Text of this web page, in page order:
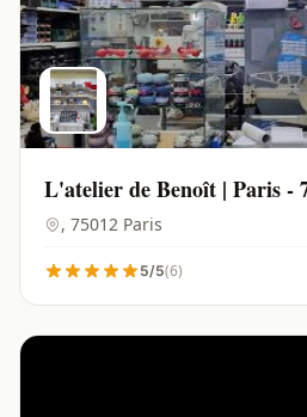
L'atelier de Benoît | Paris -
, 75012 Paris
5/5(6)